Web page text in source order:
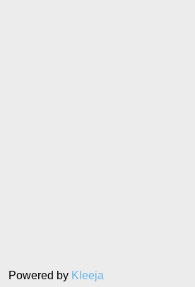
Powered by Kleeja